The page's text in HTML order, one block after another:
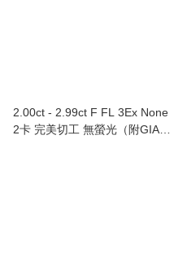
2.00ct - 2.99ct F FL 3Ex None
2卡 完美切工 無螢光（附GIA證